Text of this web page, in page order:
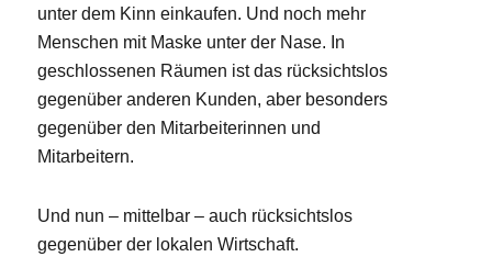
unter dem Kinn einkaufen. Und noch mehr
Menschen mit Maske unter der Nase. In
geschlossenen Räumen ist das rücksichtslos
gegenüber anderen Kunden, aber besonders
gegenüber den Mitarbeiterinnen und
Mitarbeitern.
Und nun – mittelbar – auch rücksichtslos
gegenüber der lokalen Wirtschaft.